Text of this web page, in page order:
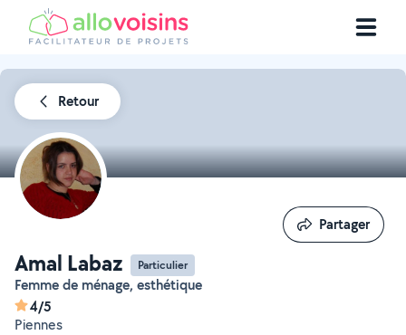
Retour
Amal Labaz Particulier
Femme de ménage, esthétique
4/5
Piennes
Partager
Partager